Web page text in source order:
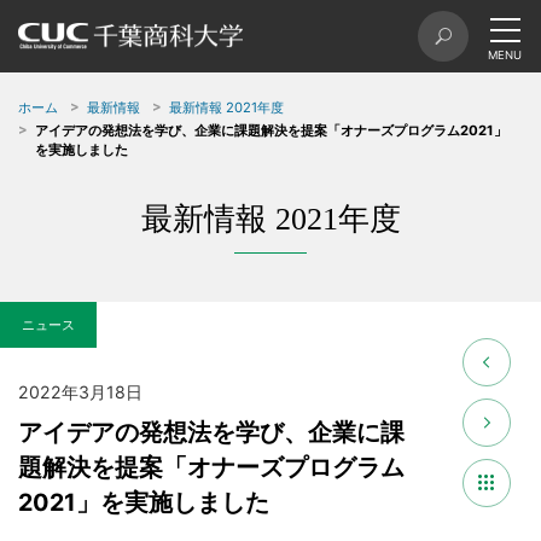
ホーム 最新情報
最新情報 2021年度
アイデアの発想法を学び、企業に課題解決を提案「オナーズプログラム2021」
を実施しました
最新情報 2021年度
ニュース
2022年3月18日
アイデアの発想法を学び、企業に課
題解決を提案「オナーズプログラム
2021」を実施しました